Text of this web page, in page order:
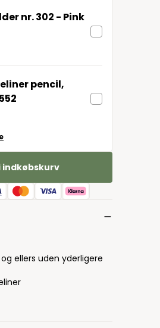
nr. 302 - Pink
pencil,
indkøbskurv
ellers uden yderligere